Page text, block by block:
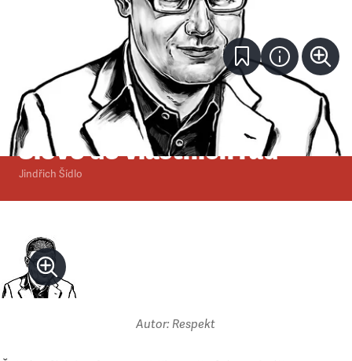
Glosa 9. 8. 2009•2minuty
Slovo do vlastních řad
Jindřich Šídlo
Autor: Respekt